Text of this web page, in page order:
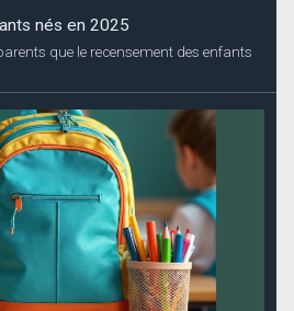
nés en 2025
que le recensement des enfants